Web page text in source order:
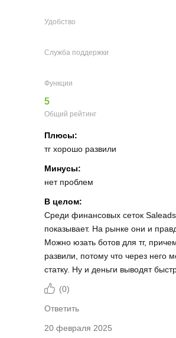
Удобство
Служба поддержки
Функции
5
Общий рейтинг
Плюсы:
тг хорошо развили
Минусы:
нет проблем
В целом:
Среди финансовых сеток
показывает. На рынке они и
Можно юзать ботов для тг,
развили, потому что через него
статку. Ну и деньги выводят
(0)
Ответить
20 февраля 2025